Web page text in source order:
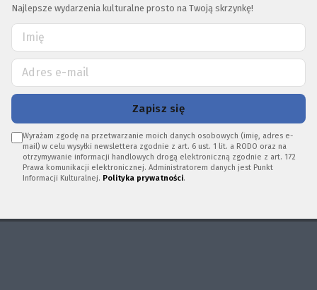
Najlepsze wydarzenia kulturalne prosto na Twoją skrzynkę!
Zapisz się
Wyrażam zgodę na przetwarzanie moich danych osobowych (imię, adres e-
mail) w celu wysyłki newslettera zgodnie z art. 6 ust. 1 lit. a RODO oraz na
otrzymywanie informacji handlowych drogą elektroniczną zgodnie z art. 172
Prawa komunikacji elektronicznej. Administratorem danych jest Punkt
Informacji Kulturalnej. Polityka prywatności.